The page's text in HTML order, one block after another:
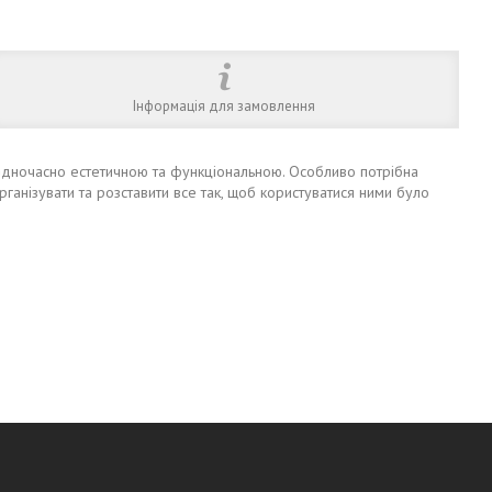
Інформація для замовлення
естетичною та функціональною. Особливо потрібна
та розставити все так, щоб користуватися ними було